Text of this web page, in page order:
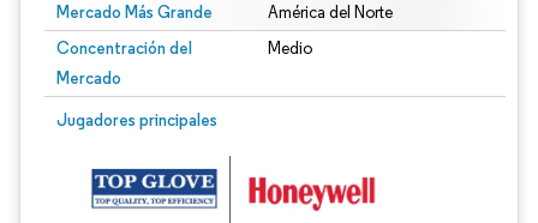
Mercado Más Grande América del Norte
Concentración del
Mercado
Medio
Jugadores principales
Imagen © Mordor Intelligence. El uso requiere atribución según CC BY 4.0.